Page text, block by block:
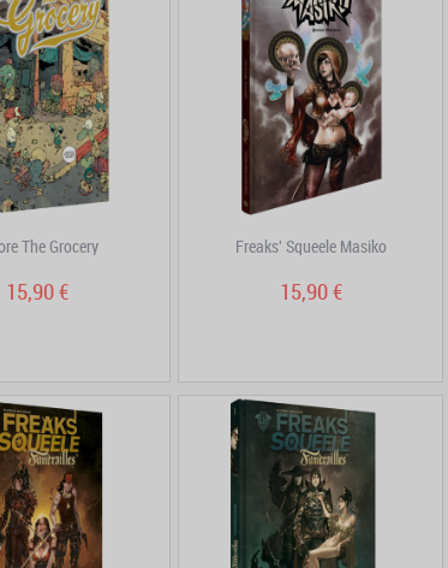
The Grocery
15,90 €
Freaks' Squeele Masiko
15,90 €